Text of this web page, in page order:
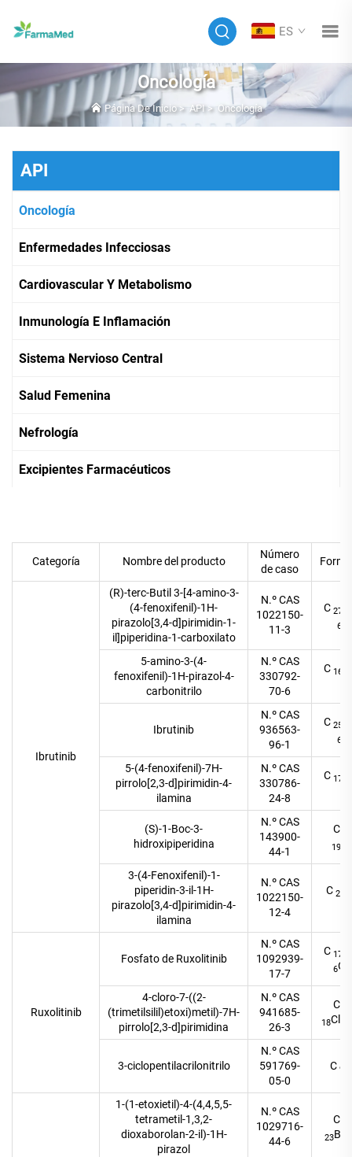
ES
Oncología
Página De Inicio> API> Oncología
API
Oncología
Enfermedades Infecciosas
Cardiovascular Y Metabolismo
Inmunología E Inflamación
Sistema Nervioso Central
Salud Femenina
Nefrología
Excipientes Farmacéuticos
Categoría Nombre del producto
Número
de caso
Ibrutinib
(R)-terc-Butil 3-[4-amino-3-
(4-fenoxifenil)-1H-
pirazolo[3,4-d]pirimidin-1-
il]piperidina-1-carboxilato
N.º CAS
1022150-
11-3
C 27
6
5-amino-3-(4-
fenoxifenil)-1H-pirazol-4-
carbonitrilo
N.º CAS
330792-
70-6
C 16
Ibrutinib
N.º CAS
936563-
96-1
C 25
6
5-(4-fenoxifenil)-7H-
pirrolo[2,3-d]pirimidin-4-
ilamina
N.º CAS
330786-
24-8
C 17
(S)-1-Boc-3-
hidroxipiperidina
N.º CAS
143900-
44-1
C
19
3-(4-Fenoxifenil)-1-
piperidin-3-il-1H-
pirazolo[3,4-d]pirimidin-4-
ilamina
N.º CAS
1022150-
12-4
C 22
Ruxolitinib
Fosfato de Ruxolitinib
N.º CAS
1092939-
17-7
C 17
6O
4-cloro-7-((2-
(trimetilsilil)etoxi)metil)-7H-
pirrolo[2,3-d]pirimidina
N.º CAS
941685-
26-3
C
18ClN
3-ciclopentilacrilonitrilo
N.º CAS
591769-
05-0
C 9
1-(1-etoxietil)-4-(4,4,5,5-
tetrametil-1,3,2-
dioxaborolan-2-il)-1H-
pirazol
N.º CAS
1029716-
44-6
C
23BN